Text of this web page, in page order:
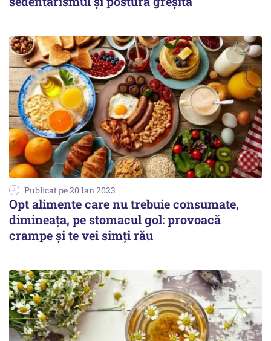
Publicat pe 20 Ian 2023
Opt alimente care nu trebuie consumate,
dimineața, pe stomacul gol: provoacă
crampe și te vei simți rău